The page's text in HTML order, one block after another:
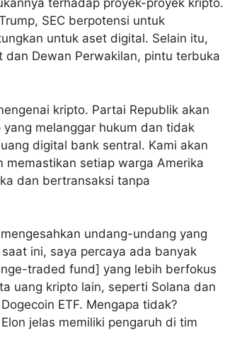
terhadap proyek-proyek kripto.
SEC berpotensi untuk
untuk aset digital. Selain itu,
dan Dewan Perwakilan, pintu terbuka
kripto. Partai Republik akan
melanggar hukum dan tidak
digital bank sentral. Kami akan
setiap warga Amerika
dan bertransaksi tanpa
undang-undang yang
ini, saya percaya ada banyak
traded fund] yang lebih berfokus
uang kripto lain, seperti Solana dan
ETF. Mengapa tidak?
jelas memiliki pengaruh di tim